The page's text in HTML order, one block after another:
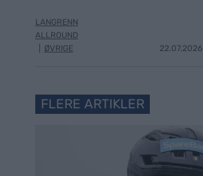
LANGRENN
ALLROUND
ØVRIGE 22.07.2026
FLERE ARTIKLER